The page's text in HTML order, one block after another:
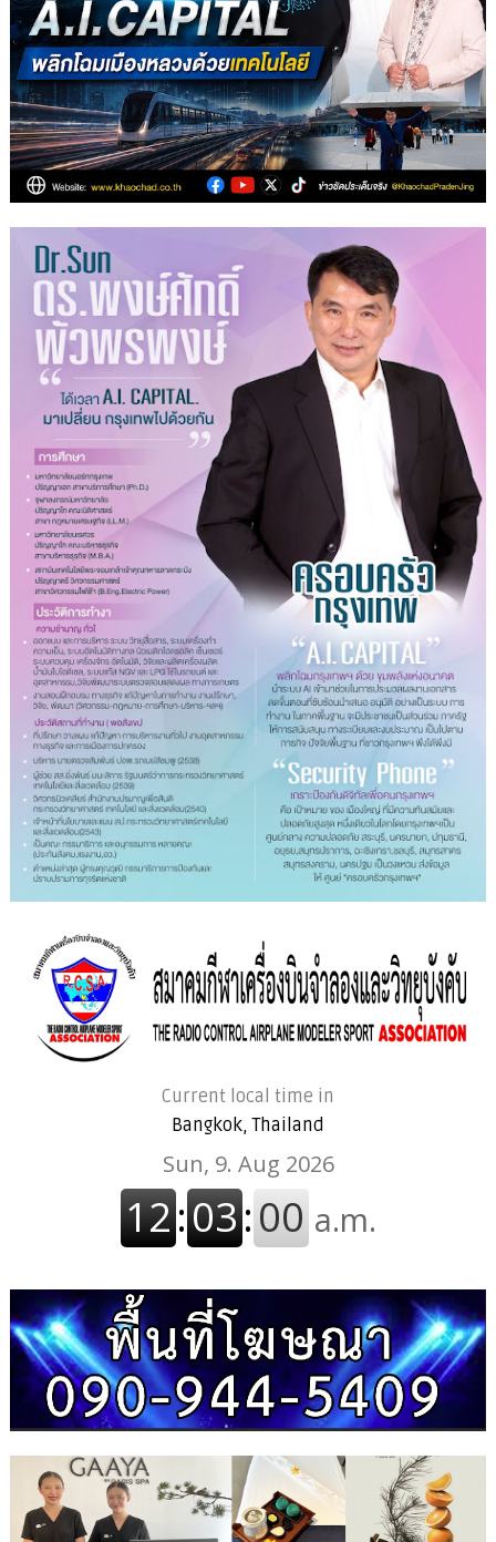
Current local time in
Bangkok, Thailand